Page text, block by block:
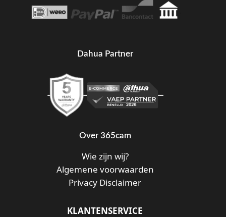
Dahua Partner
Over 365cam
Wie zijn wij?
Algemene voorwaarden
Privacy Disclaimer
KLANTENSERVICE